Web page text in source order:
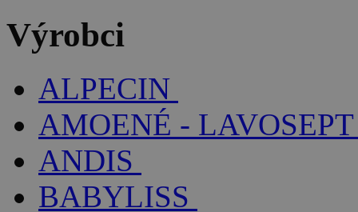
Výrobci
ALPECIN
AMOENÉ - LAVOSEPT
ANDIS
BABYLISS